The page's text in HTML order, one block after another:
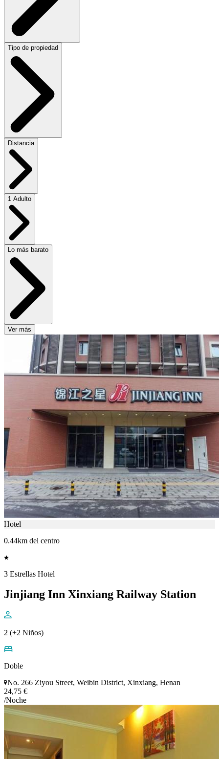
Tipo de propiedad
Distancia
1 Adulto
Lo más barato
Ver más
Hotel
0.44km del centro
3 Estrellas Hotel
Jinjiang Inn Xinxiang Railway Station
2 (+2 Niños)
Doble
No. 266 Ziyou Street, Weibin District, Xinxiang, Henan
24,75 €
/Noche